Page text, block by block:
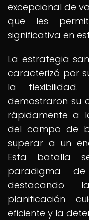
excepcional de
que les
significativa en
La estrategia
caracterizó por
la flexibilidad.
demostraron su
rápidamente a
del campo de
superar a un
Esta batalla
paradigma
destacando
planificación
eficiente y la